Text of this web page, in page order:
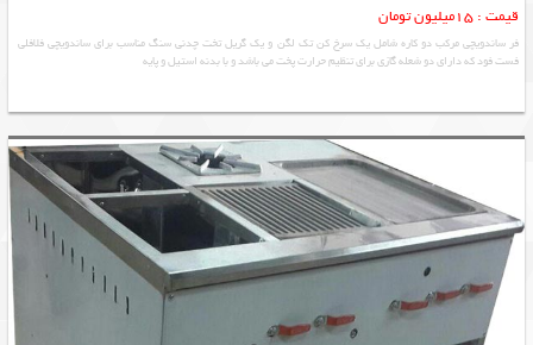
قیمت : 15میلیون تومان
فر ساندویچی مرکب دو کاره شامل یک سرخ کن تک لگن و یک گریل تخت چدنی سنگ مناسب برای ساندویچی فلافلی
فست فود که دارای دو شعله گازی برای تنظیم حرارت پخت می باشد و با بدنه استیل و پایه